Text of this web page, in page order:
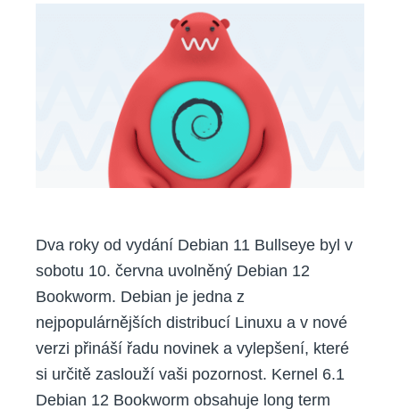
Bookworm
na
našich
serverech
Dva roky od vydání Debian 11 Bullseye byl v
sobotu 10. června uvolněný Debian 12
Bookworm. Debian je jedna z
nejpopulárnějších distribucí Linuxu a v nové
verzi přináší řadu novinek a vylepšení, které
si určitě zaslouží vaši pozornost. Kernel 6.1
Debian 12 Bookworm obsahuje long term